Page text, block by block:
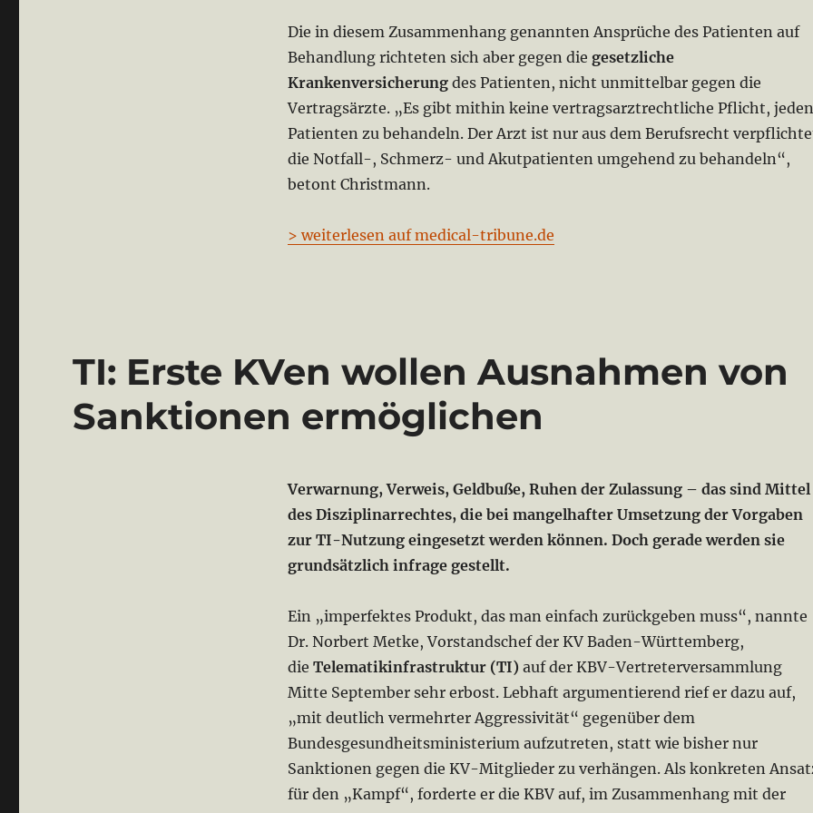
Die in diesem Zusammenhang genannten Ansprüche des Patienten auf
Behandlung richteten sich aber gegen die gesetzliche
Krankenversicherungdes Patienten, nicht unmittelbar gegen die
Vertragsärzte. „Es gibt mithin keine vertragsarzt­rechtliche Pflicht, jeden
Patienten zu behandeln. Der Arzt ist nur aus dem Berufsrecht
die Notfall-, Schmerz- und Akutpatienten umgehend zu behandeln“,
betont Christmann.
> weiterlesen auf medical-tribune.de
TI: Erste KVen wollen Ausnahmen von
Sanktionen ermöglichen
Verwarnung, Verweis, Geldbuße, Ruhen der Zulassung – das sind Mittel
des Disziplinarrechtes, die bei mangelhafter Umsetzung der Vorgaben
zur TI-Nutzung eingesetzt werden können. Doch gerade werden sie
grundsätzlich infrage gestellt.
Ein „imperfektes Produkt, das man einfach zurückgeben muss“, nannte
Dr. Norbert Metke, Vorstandschef der KV Baden-Württemberg,
die Telematikinfrastruktur (TI) auf der KBV-Vertreterversammlung
Mitte September sehr erbost. Lebhaft argumentierend rief er dazu auf,
„mit deutlich vermehrter Aggressivität“ gegenüber dem
Bundesgesundheitsministerium aufzutreten, statt wie bisher nur
Sanktionen gegen die KV-Mitglieder zu verhängen. Als konkreten
für den „Kampf“, forderte er die KBV auf, im Zusammenhang mit der